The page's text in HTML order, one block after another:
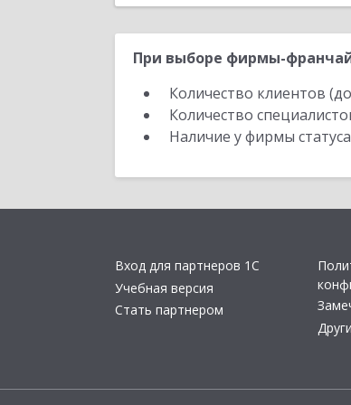
При выборе фирмы-
Количество клиентов
Количество
Наличие у фирмы статуса
Вход для партнеров 1С
Учебная версия
Стать партнером